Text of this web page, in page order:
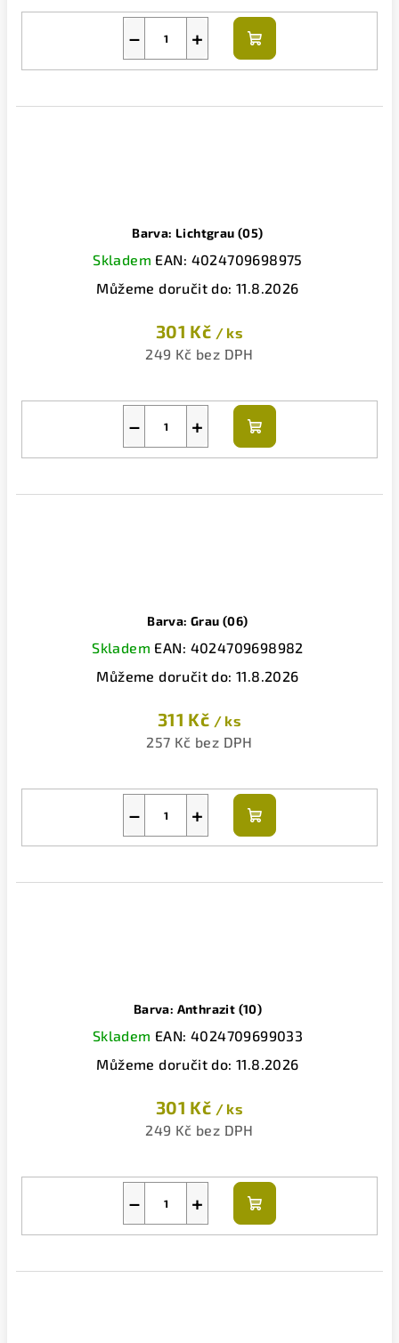
+
−
Do
košíku
Barva: Lichtgrau (05)
Skladem EAN: 4024709698975
Můžeme doručit do: 11.8.2026
301 Kč / ks
249 Kč bez DPH
+
−
Do
košíku
Barva: Grau (06)
Skladem EAN: 4024709698982
Můžeme doručit do: 11.8.2026
311 Kč / ks
257 Kč bez DPH
+
−
Do
košíku
Barva: Anthrazit (10)
Skladem EAN: 4024709699033
Můžeme doručit do: 11.8.2026
301 Kč / ks
249 Kč bez DPH
+
−
Do
košíku